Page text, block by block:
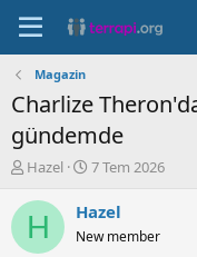
Magazin
Charlize
gündemde
K
n
b
u
Hazel
B
ş
a
7 Tem 2026
H Hazel
New member